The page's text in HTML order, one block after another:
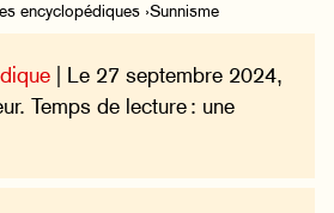
encyclopédiques ›Sunnisme
| Le 27 septembre 2024,
Temps de lecture : une